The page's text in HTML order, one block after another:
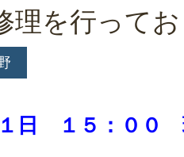
理を行って
日 １５：００